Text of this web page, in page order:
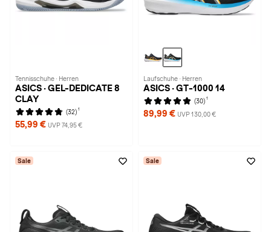
Tennisschuhe · Herren
ASICS · GEL-DEDICATE 8
CLAY
(32) 1
55,99 € UVP 74,95 €
Laufschuhe · Herren
ASICS · GT-1000 14
(30) 1
89,99 € UVP 130,00 €
Sale Sale